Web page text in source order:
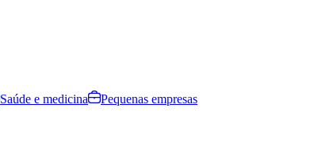
Saúde e medicina
Pequenas empresas